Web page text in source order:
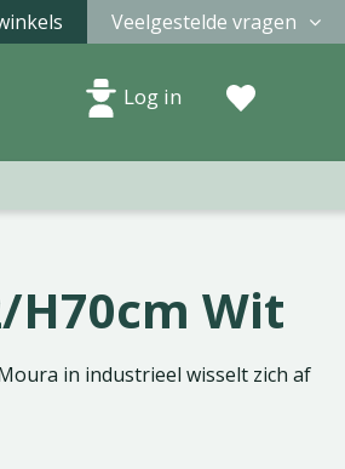
Veelgestelde vragen
Log in
H70cm Wit
in industrieel wisselt zich af